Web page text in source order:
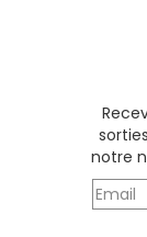
notre